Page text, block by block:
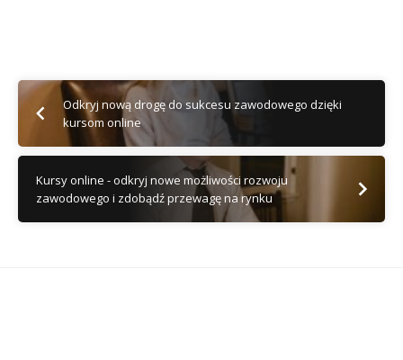
Odkryj nową drogę do sukcesu zawodowego dzięki
kursom online
Kursy online - odkryj nowe możliwości rozwoju
zawodowego i zdobądź przewagę na rynku